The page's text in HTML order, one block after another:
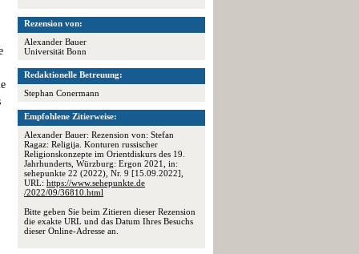
Rezension von:
Alexander Bauer
Universität Bonn
Redaktionelle Betreuung:
Stephan Conermann
Empfohlene Zitierweise:
Alexander Bauer: Rezension von: Stefan
Ragaz: Religija. Konturen russischer
Religionskonzepte im Orientdiskurs des 19.
Jahrhunderts, Würzburg: Ergon 2021, in:
sehepunkte 22 (2022), Nr. 9 [15.09.2022],
URL: https://www.sehepunkte.de
/2022/09/36810.html
Bitte geben Sie beim Zitieren dieser Rezension
die exakte URL und das Datum Ihres Besuchs
dieser Online-Adresse an.